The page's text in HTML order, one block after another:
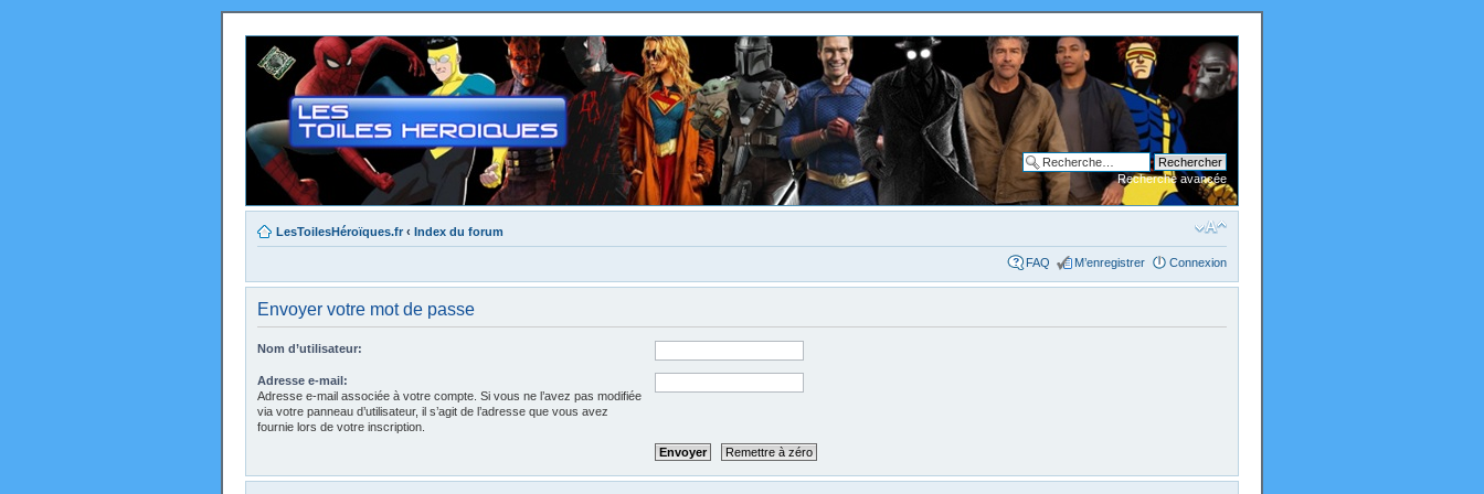
Recherche avancée
LesToilesHéroïques.fr ‹ Index du forum
FAQ M’enregistrer Connexion
Envoyer votre mot de passe
Nom d’utilisateur:
Adresse e-mail:
Adresse e-mail associée à votre compte. Si vous ne l’avez pas modifiée
via votre panneau d’utilisateur, il s’agit de l’adresse que vous avez
fournie lors de votre inscription.